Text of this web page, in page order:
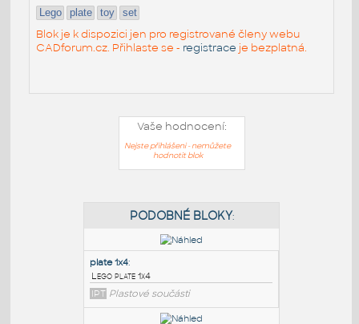
Lego plate toy set
Blok je k dispozici jen pro registrované členy webu
CADforum.cz. Přihlaste se - registrace je bezplatná.
Vaše hodnocení:
Nejste přihlášeni - nemůžete
hodnotit blok